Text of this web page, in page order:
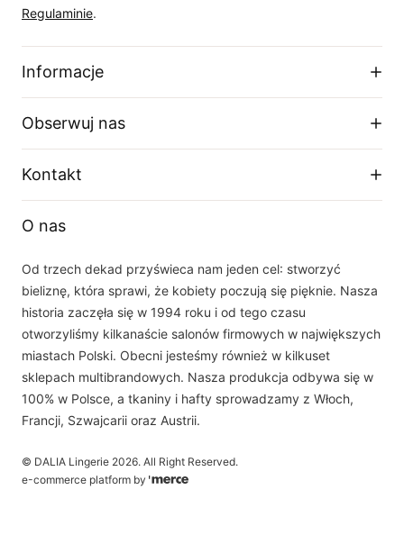
Regulaminie.
Informacje
Regulamin sklepu
Polityka prywatności
O firmie
Tabela rozmiarów
Obserwuj nas
Facebook
Kontakt
Telefon
Email
sklep(at)dalia.pl
Nasz zespół obsługi klienta jest do Państwa dyspozycji w dni robocze w
godzinach 8.00 - 16.00
O nas
Od trzech dekad przyświeca nam jeden cel: stworzyć
bieliznę, która sprawi, że kobiety poczują się pięknie. Nasza
historia zaczęła się w 1994 roku i od tego czasu
otworzyliśmy kilkanaście salonów firmowych w największych
miastach Polski. Obecni jesteśmy również w kilkuset
sklepach multibrandowych. Nasza produkcja odbywa się w
100% w Polsce, a tkaniny i hafty sprowadzamy z Włoch,
Francji, Szwajcarii oraz Austrii.
© DALIA Lingerie 2026. All Right Reserved.
e-commerce platform by